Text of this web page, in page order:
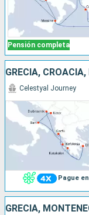
Pensión completa
GRECIA,
Pague
Celestyal Journey
GRECIA,